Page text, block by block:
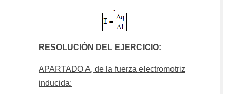
RESOLUCIÓN DEL EJERCICIO:
APARTADO A, de la fuerza electromotriz
inducida: